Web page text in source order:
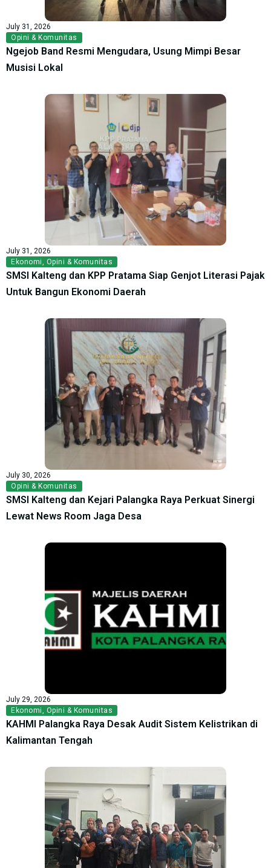
July 31, 2026
Opini & Komunitas
Ngejob Band Resmi Mengudara, Usung Mimpi Besar
Musisi Lokal
July 31, 2026
Ekonomi, Opini & Komunitas
SMSI Kalteng dan KPP Pratama Siap Genjot Literasi Pajak
Untuk Bangun Ekonomi Daerah
July 30, 2026
Opini & Komunitas
SMSI Kalteng dan Kejari Palangka Raya Perkuat Sinergi
Lewat News Room Jaga Desa
July 29, 2026
Ekonomi, Opini & Komunitas
KAHMI Palangka Raya Desak Audit Sistem Kelistrikan di
Kalimantan Tengah